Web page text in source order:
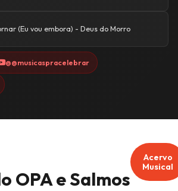
(Eu vou embora) - Deus do Morro
@@musicaspracelebrar
OPA e Salmos
Acervo
Musical